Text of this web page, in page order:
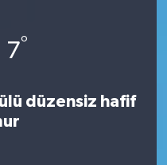
7°
düzensiz hafif